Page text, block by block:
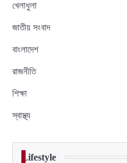
খেলাধুলা
জাতীয় সংবাদ
বাংলাদেশ
রাজনীতি
শিক্ষা
স্বাস্থ্য
Lifestyle